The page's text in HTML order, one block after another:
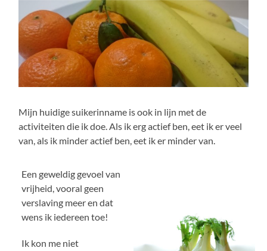
Mijn huidige suikerinname is ook in lijn met de
activiteiten die ik doe. Als ik erg actief ben, eet ik er veel
van, als ik minder actief ben, eet ik er minder van.
Een geweldig gevoel van
vrijheid, vooral geen
verslaving meer en dat
wens ik iedereen toe!
Ik kon me niet